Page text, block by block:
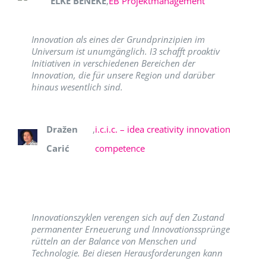
Innovation als eines der Grundprinzipien im
Universum ist unumgänglich. I3 schafft proaktiv
Initiativen in verschiedenen Bereichen der
Innovation, die für unsere Region und darüber
hinaus wesentlich sind.
Dražen
Carić
,i.c.i.c. – idea creativity innovation
competence
Innovationszyklen verengen sich auf den Zustand
permanenter Erneuerung und Innovationssprünge
rütteln an der Balance von Menschen und
Technologie. Bei diesen Herausforderungen kann